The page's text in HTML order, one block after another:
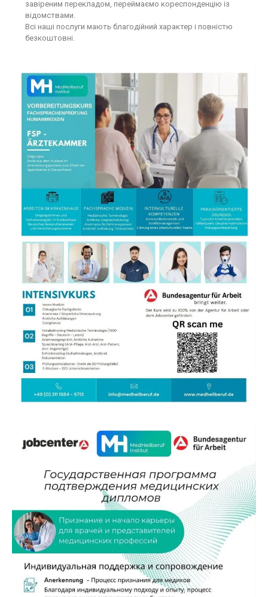
завіреним перекладом, переймаємо кореспонденцію із
відомствами.
Всі наші послуги мають благодійний характер і повністю
безкоштовні.